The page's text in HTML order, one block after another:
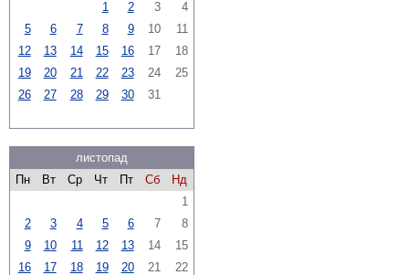
1 2 3
4
5
6 7 8 9 10
11
12
13 14 15 16 17
18
19
20 21 22 23 24
25
26
27 28 29 30 31
листопад
Пн
Вт Ср Чт Пт Сб
Нд
1
2
3 4 5 6 7
8
9
10 11 12 13 14
15
16
17 18 19 20 21
22